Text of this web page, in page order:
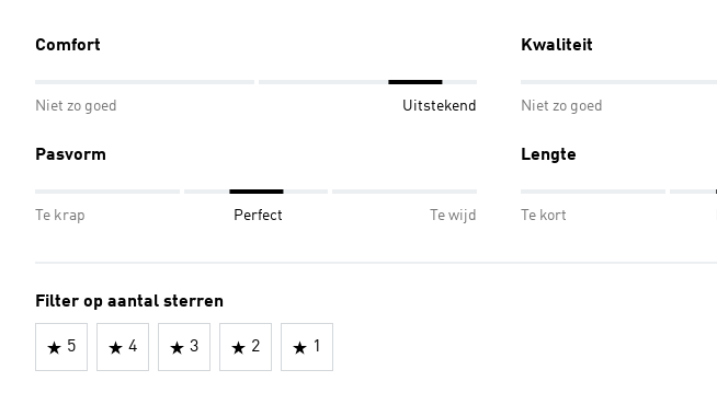
Comfort
Niet zo goed Uitstekend
Kwaliteit
Niet zo goed
Pasvorm
Te krap Perfect Te wijd
Lengte
Te kort
Filter op aantal sterren
5 4 3 2 1